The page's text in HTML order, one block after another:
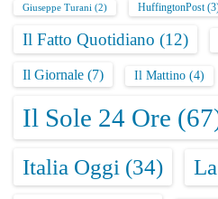
Giuseppe Turani (2) HuffingtonPost
Il Fatto Quotidiano (12)
Il Giornale (7) Il Mattino (4)
Il Sole 24 Ore
Italia Oggi (34)